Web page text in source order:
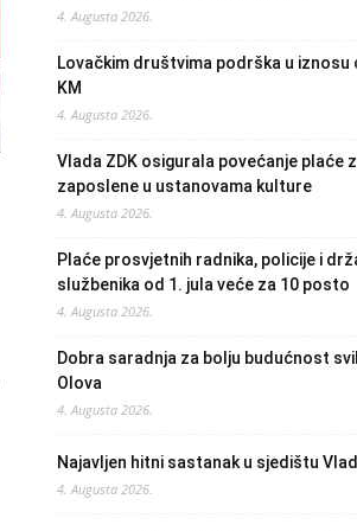
4. Augusta 2026.
Lovačkim društvima podrška u iznosu
KM
4. Augusta 2026.
Vlada ZDK osigurala povećanje plaće
zaposlene u ustanovama kulture
4. Augusta 2026.
Plaće prosvjetnih radnika, policije i
službenika od 1. jula veće za 10 posto
4. Augusta 2026.
Dobra saradnja za bolju budućnost
Olova
4. Augusta 2026.
Najavljen hitni sastanak u sjedištu
4. Augusta 2026.